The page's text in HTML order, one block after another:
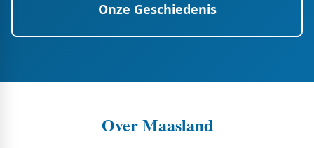
Onze Geschiedenis
Over Maasland